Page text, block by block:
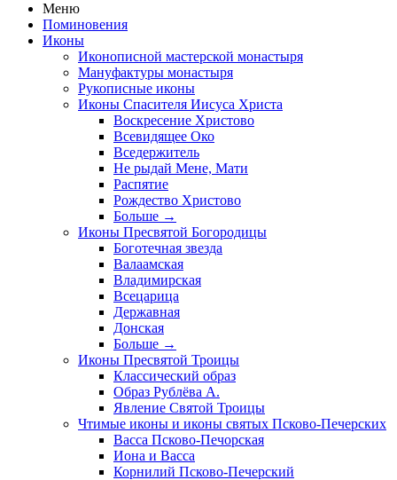
Меню
Поминовения
Иконы
Иконописной мастерской монастыря
Мануфактуры монастыря
Рукописные иконы
Иконы Спасителя Иисуса Христа
Воскресение Христово
Всевидящее Око
Вседержитель
Не рыдай Мене, Мати
Распятие
Рождество Христово
Больше →
Иконы Пресвятой Богородицы
Боготечная звезда
Валаамская
Владимирская
Всецарица
Державная
Донская
Больше →
Иконы Пресвятой Троицы
Классический образ
Образ Рублёва А.
Явление Святой Троицы
Чтимые иконы и иконы святых Псково-Печерских
Васса Псково-Печорская
Иона и Васса
Корнилий Псково-Печерский